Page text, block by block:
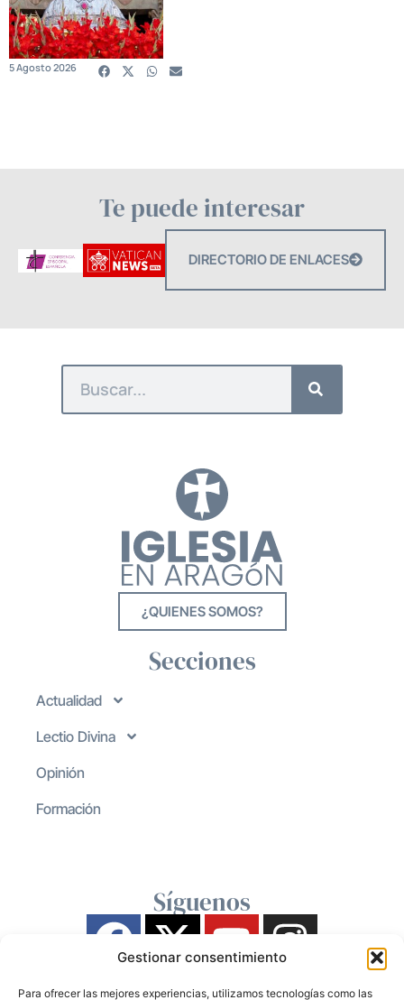
Gestionar consentimiento
Para ofrecer las mejores experiencias, utilizamos tecnologías como las
5 Agosto 2026
Te puede interesar
DIRECTORIO DE ENLACES
¿QUIENES SOMOS?
Secciones
Actualidad
Lectio Divina
Opinión
Formación
Síguenos